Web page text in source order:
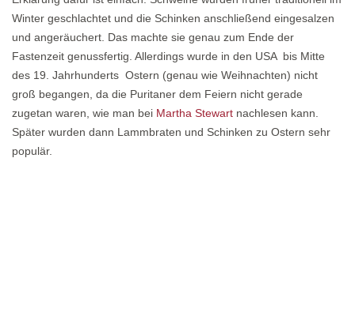
Winter geschlachtet und die Schinken anschließend eingesalzen
und angeräuchert. Das machte sie genau zum Ende der
Fastenzeit genussfertig. Allerdings wurde in den USA bis Mitte
des 19. Jahrhunderts Ostern (genau wie Weihnachten) nicht
groß begangen, da die Puritaner dem Feiern nicht gerade
zugetan waren, wie man bei Martha Stewart nachlesen kann.
Später wurden dann Lammbraten und Schinken zu Ostern sehr
populär.